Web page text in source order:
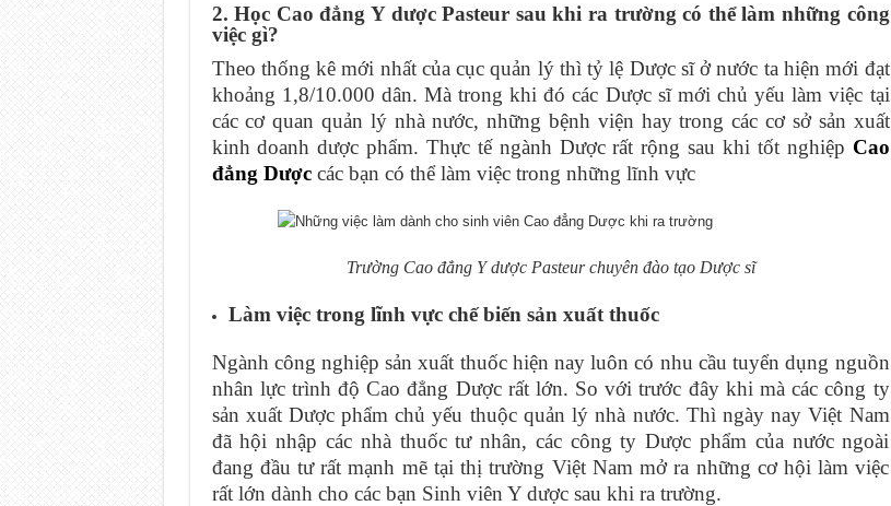
2. Học Cao đẳng Y dược Pasteur sau khi ra trường có thể làm những công
việc gì?
Theo thống kê mới nhất của cục quản lý thì tỷ lệ Dược sĩ ở nước ta hiện mới đạt
khoảng 1,8/10.000 dân. Mà trong khi đó các Dược sĩ mới chủ yếu làm việc tại
các cơ quan quản lý nhà nước, những bệnh viện hay trong các cơ sở sản xuất
kinh doanh dược phẩm. Thực tế ngành Dược rất rộng sau khi tốt nghiệp Cao
đẳng Dượccác bạn có thể làm việc trong những lĩnh vực
Trường Cao đẳng Y dược Pasteur chuyên đào tạo Dược sĩ
Làm việc trong lĩnh vực chế biến sản xuất thuốc
Ngành công nghiệp sản xuất thuốc hiện nay luôn có nhu cầu tuyển dụng nguồn
nhân lực trình độ Cao đẳng Dược rất lớn. So với trước đây khi mà các công ty
sản xuất Dược phẩm chủ yếu thuộc quản lý nhà nước. Thì ngày nay Việt Nam
đã hội nhập các nhà thuốc tư nhân, các công ty Dược phẩm của nước ngoài
đang đầu tư rất mạnh mẽ tại thị trường Việt Nam mở ra những cơ hội làm việc
rất lớn dành cho các bạn Sinh viên Y dược sau khi ra trường.